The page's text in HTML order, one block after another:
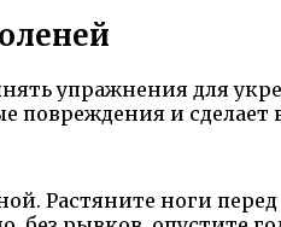
упражнения для
повреждения и
Растяните ноги